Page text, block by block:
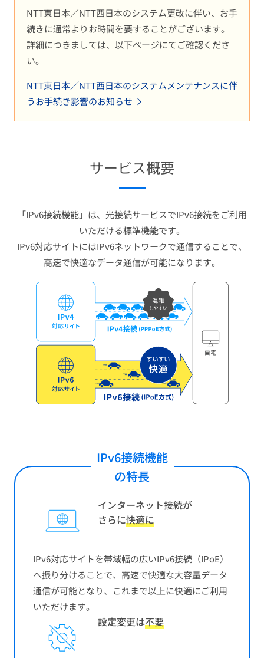
NTT東日本／NTT西日本のシステム更改に伴い、お手
続きに通常よりお時間を要することがございます。
詳細につきましては、以下ページにてご確認くださ
い。
NTT東日本／NTT西日本のシステムメンテナンスに伴
うお手続き影響のお知らせ
サービス概要
「IPv6接続機能」は、光接続サービスでIPv6接続をご利用
いただける標準機能です。
IPv6対応サイトにはIPv6ネットワークで通信することで、
高速で快適なデータ通信が可能になります。
IPv6接続機能
の特長
インターネット接続が
さらに快適に
IPv6対応サイトを帯域幅の広いIPv6接続（IPoE）
へ振り分けることで、高速で快適な大容量データ
通信が可能となり、これまで以上に快適にご利用
いただけます。
設定変更は不要